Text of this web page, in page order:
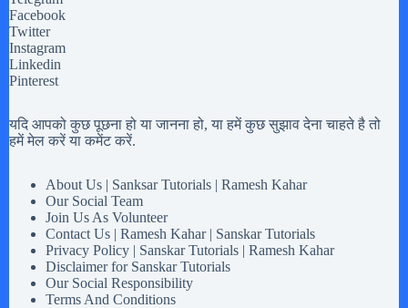
Facebook
Twitter
Instagram
Linkedin
Pinterest
यदि आपको कुछ पूछना हो या जानना हो, या हमें कुछ सुझाव देना चाहते है तो
हमें मेल करें या कमेंट करें.
About Us | Sanksar Tutorials | Ramesh Kahar
Our Social Team
Join Us As Volunteer
Contact Us | Ramesh Kahar | Sanskar Tutorials
Privacy Policy | Sanskar Tutorials | Ramesh Kahar
Disclaimer for Sanskar Tutorials
Our Social Responsibility
Terms And Conditions